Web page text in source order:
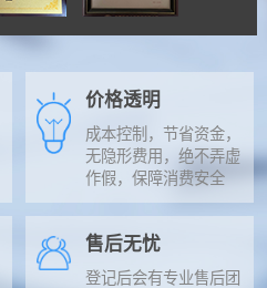
价格透明
成本控制，节省资金，
无隐形费用，绝不弄虚
作假，保障消费安全
售后无忧
登记后会有专业售后团